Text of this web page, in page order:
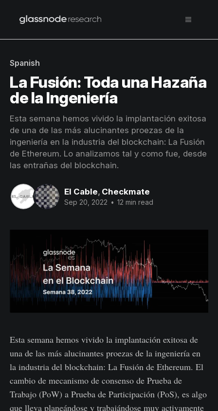
Spanish
La Fusión: Toda una Hazaña
de la Ingeniería
Esta semana hemos vivido la implantación exitosa
de una de las más alucinantes proezas de la
ingeniería en la industria del blockchain: La Fusión
de Ethereum. Lo analizamos tal y como fue, desde
las entrañas del blockchain.
El Cable, Checkmate
Sep 20, 2022 • 12 min read
Esta semana hemos vivido la implantación exitosa de
una de las más alucinantes proezas de la ingeniería en
la industria del blockchain: La Fusión de Ethereum. El
cambio de mecanismo de consenso de Prueba de
Trabajo (PoW) a Prueba de Participación (PoS), es algo
que lleva planeándose y trabajándose muy activamente